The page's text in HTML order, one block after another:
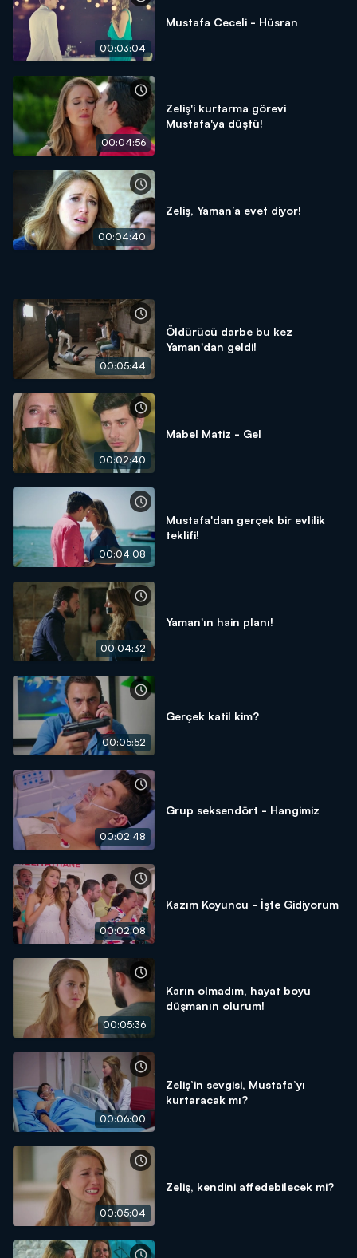
00:03:04
Mustafa Ceceli - Hüsran
00:04:56
Zeliş'i kurtarma görevi
Mustafa'ya düştü!
00:04:40
Zeliş, Yaman’a evet diyor!
00:05:44
Öldürücü darbe bu kez
Yaman'dan geldi!
00:02:40
Mabel Matiz - Gel
00:04:08
Mustafa'dan gerçek bir evlilik
teklifi!
00:04:32
Yaman'ın hain planı!
00:05:52
Gerçek katil kim?
00:02:48
Grup seksendört - Hangimiz
00:02:08
Kazım Koyuncu - İşte Gidiyorum
00:05:36
Karın olmadım, hayat boyu
düşmanın olurum!
00:06:00
Zeliş’in sevgisi, Mustafa’yı
kurtaracak mı?
00:05:04
Zeliş, kendini affedebilecek mi?